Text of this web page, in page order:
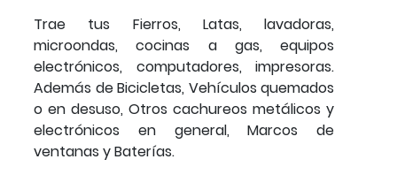
Trae tus Fierros, Latas, lavadoras,
microondas, cocinas a gas, equipos
electrónicos, computadores, impresoras.
Además de Bicicletas, Vehículos quemados
o en desuso, Otros cachureos metálicos y
electrónicos en general, Marcos de
ventanas y Baterías.